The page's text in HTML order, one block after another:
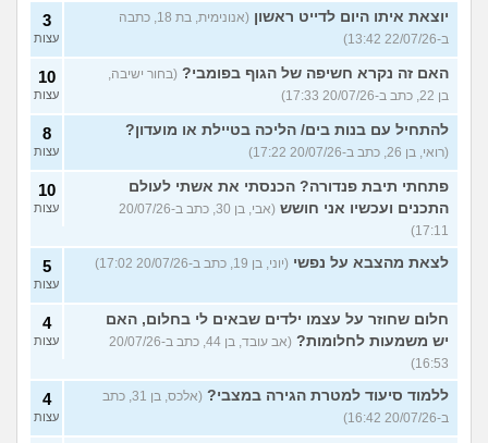
יוצאת איתו היום לדייט ראשון
(אנונימית, בת 18, כתבה
ב-22/07/26 13:42)
3
עצות
האם זה נקרא חשיפה של הגוף בפומבי? (בחור ישיבה,
בן 22, כתב ב-20/07/26 17:33)
10
עצות
להתחיל עם בנות בים/ הליכה בטיילת או מועדון?
(רואי, בן 26, כתב ב-20/07/26 17:22)
8
עצות
פתחתי תיבת פנדורה? הכנסתי את אשתי לעולם
התכנים ועכשיו אני חושש
(אבי, בן 30, כתב ב-20/07/26
17:11)
10
עצות
לצאת מהצבא על נפשי (יוני, בן 19, כתב ב-20/07/26 17:02) 5
עצות
חלום שחוזר על עצמו ילדים שבאים לי בחלום, האם
יש משמעות לחלומות?
(אב עובד, בן 44, כתב ב-20/07/26
16:53)
4
עצות
ללמוד סיעוד למטרת הגירה במצבי?
(אלכס, בן 31, כתב
ב-20/07/26 16:42)
4
עצות